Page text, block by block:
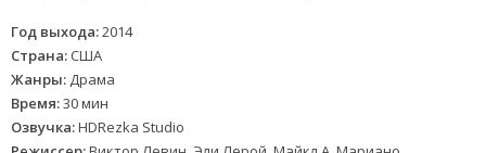
Год выхода:2014
Страна: США
Жанры: Драма
Время:30 мин
Озвучка:HDRezka Studio